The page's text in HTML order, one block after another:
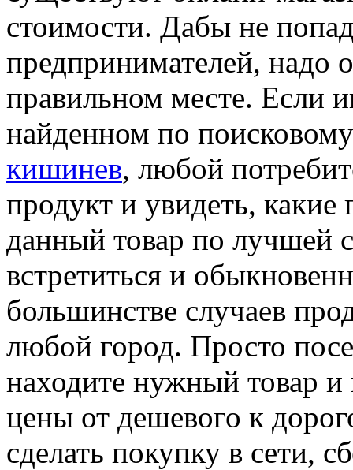
стоимости. Дабы не
предпринимателей, надо
правильном месте. Если
найденном по
кишинев, любой
продукт и увидеть, какие
данный товар по лучшей
встретиться и
большинстве случаев
любой город. Просто
находите нужный товар и
цены от дешевого к
сделать покупку в сети,